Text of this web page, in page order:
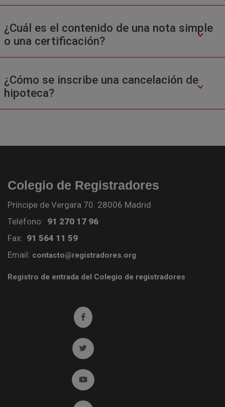
¿Cuál es el contenido de una nota simple
o una certificación?
¿Cómo se inscribe una cancelación de
hipoteca?
Colegio de Registradores
Príncipe de Vergara 70. 28006 Madrid
Teléfono: 91 270 17 96
Fax: 91 564 11 59
Email: contacto@registradores.org
Registro de entrada del Colegio de registradores
Ir a facebook (abre en ventana nueva)
Ir a twitter (abre en ventana nueva)
Ir a YouTube (abre en ventana nueva)